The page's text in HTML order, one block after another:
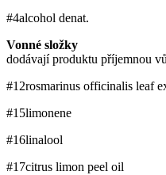
#4alcohol denat.
Vonné složky
dodávají produktu příjemnou
#12rosmarinus officinalis leaf
#15limonene
#16linalool
#17citrus limon peel oil